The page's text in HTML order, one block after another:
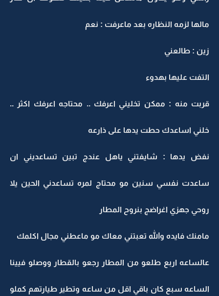
مالها لزمه النظاره بعد ماعرفت : نعم
زين : طالعني
التفت عليها بهدوء
قربت منه : ممكن تخليني اعرفك .. محتاجه اعرفك اكثر ..
خلني اساعدك حطت يدها على ذارعه
نفض يدها : شايفتني ياهل عندج تبين تساعديني ان
ساعدت نفسي سنين مو محتاج لمره تساعدني الحين يلا
روحي جهزي اغراضج بنروح المطار
مامنك فايده والله تعبتني معاك مو ماعطني مجال اكلمك
عالساعه اربع طلعو من المطار رجعو بالقطار ووصلو فيينا
الساعه سبع كان باقي اقل من ساعه وتطير طيارتهم كملو